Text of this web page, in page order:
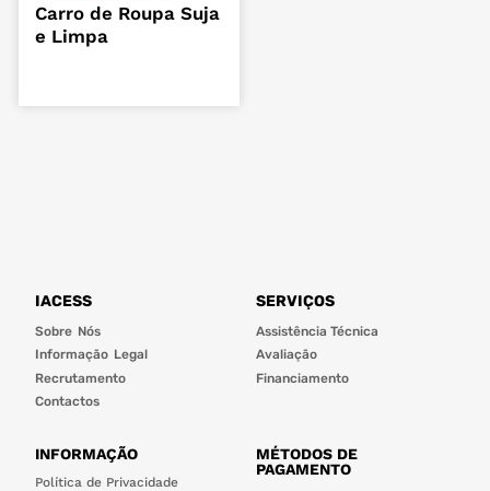
Carro de Roupa Suja
e Limpa
IACESS
Sobre Nós
Informação Legal
Recrutamento
Contactos
SERVIÇOS
Assistência Técnica
Avaliação
Financiamento
INFORMAÇÃO
Política de Privacidade
MÉTODOS DE
PAGAMENTO